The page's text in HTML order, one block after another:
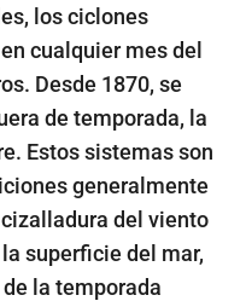
los ciclones
cualquier mes del
Desde 1870, se
de temporada, la
Estos sistemas son
generalmente
del viento
superficie del mar,
la temporada